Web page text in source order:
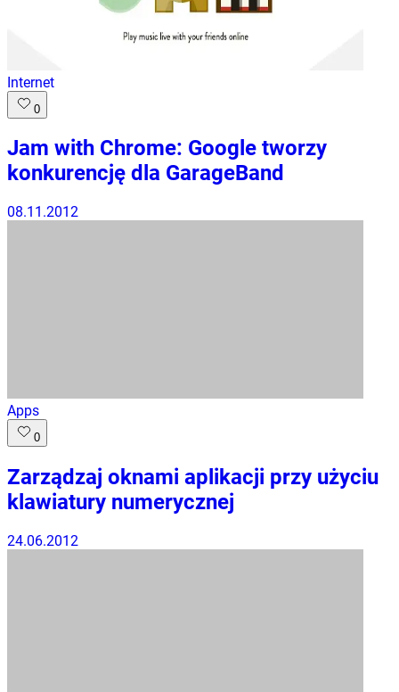
Internet
0
Jam with Chrome: Google tworzy
konkurencję dla GarageBand
08.11.2012
Apps
0
Zarządzaj oknami aplikacji przy użyciu
klawiatury numerycznej
24.06.2012